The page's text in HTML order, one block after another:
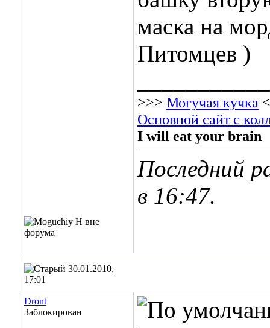
маска на
Питомцев )
>>> Могучая кучка
Основной сайт с
I will eat your brain
Последний
в 16:47.
30.01.2010,
17:01
Dront
Заблокирован